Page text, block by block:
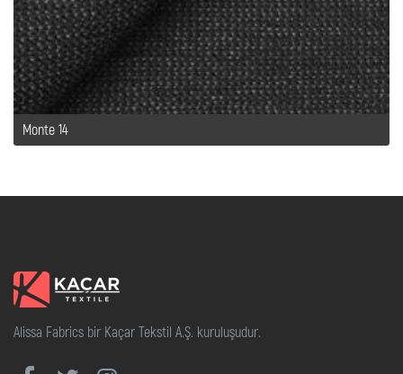
Monte 14
Alissa Fabrics bir Kaçar Tekstil A.Ş. kuruluşudur.